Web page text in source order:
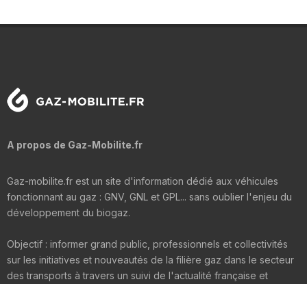
A propos de Gaz-Mobilite.fr
Gaz-mobilite.fr est un site d'information dédié aux véhicules
fonctionnant au gaz : GNV, GNL et GPL... sans oublier l'enjeu du
développement du biogaz.
Objectif : informer grand public, professionnels et collectivités
sur les initiatives et nouveautés de la filière gaz dans le secteur
des transports à travers un suivi de l'actualité française et